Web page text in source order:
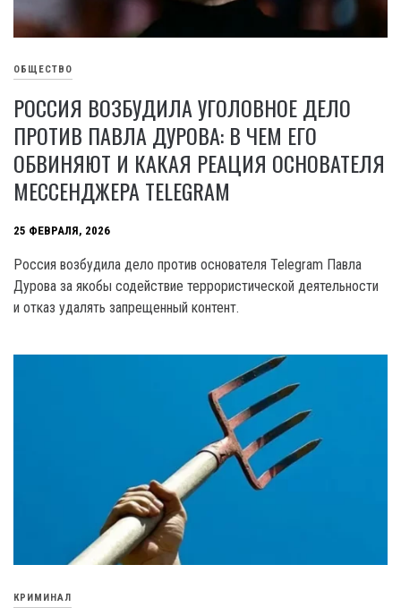
ОБЩЕСТВО
РОССИЯ ВОЗБУДИЛА УГОЛОВНОЕ ДЕЛО
ПРОТИВ ПАВЛА ДУРОВА: В ЧЕМ ЕГО
ОБВИНЯЮТ И КАКАЯ РЕАЦИЯ ОСНОВАТЕЛЯ
МЕССЕНДЖЕРА TELEGRAM
25 ФЕВРАЛЯ, 2026
Россия возбудила дело против основателя Telegram Павла
Дурова за якобы содействие террористической деятельности
и отказ удалять запрещенный контент.
КРИМИНАЛ